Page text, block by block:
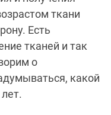
ткани
Есть
тканей и так
о
какой